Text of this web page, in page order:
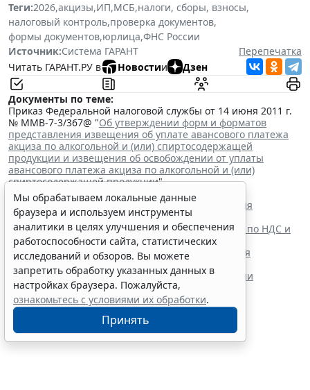
Теги:2026,акцизы,ИП,МСБ,налоги, сборы, взносы,
налоговый контроль,проверка документов,
формы документов,юрлица,ФНС России
Источник:Система ГАРАНТ
Перепечатка
Читать ГАРАНТ.РУ в
Новостии Дзен
Документы по теме:
Приказ Федеральной налоговой службы от 14 июня 2011 г.
№ ММВ-7-3/367@ "Об утверждении форм и форматов
представления извещения об уплате авансового платежа
акциза по алкогольной и (или) спиртосодержащей
продукции и извещения об освобождении от уплаты
авансового платежа акциза по алкогольной и (или)
спиртосодержащей продукции"
Читайте также:
Сроки уплаты акциза на некоторые виды алкоголя
продлили до 28 декабря
ФНС России утвердила новую форму декларации по НДС и
акцизам при импорте из ЕАЭС
Глава государства утвердил поправки в НК РФ для
стабилизации топливного рынка
Парламентарии приняли поправки о расширении
механизма топливного демпфера
Мы обрабатываем локальные данные
браузера и используем инструменты
аналитики в целях улучшения и обеспечения
работоспособности сайта, статистических
исследований и обзоров. Вы можете
запретить обработку указанных данных в
настройках браузера. Пожалуйста,
ознакомьтесь с условиями их обработки.
Принять